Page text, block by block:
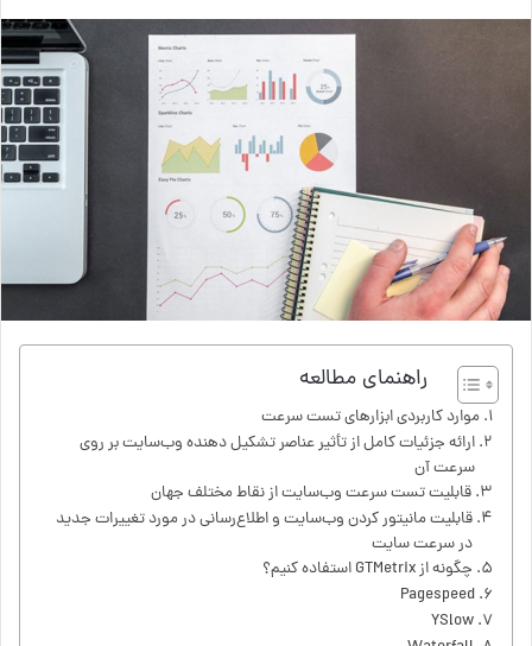
راهنمای مطالعه
موارد کاربردی ابزارهای تست سرعت
ارائه جزئیات کامل از تأثیر عناصر تشکیل دهنده وب‌سایت بر روی
سرعت آن
قابلیت تست سرعت وب‌سایت از نقاط مختلف جهان
قابلیت مانیتور کردن وب‌سایت و اطلاع‌رسانی در مورد تغییرات جدید
در سرعت سایت
چگونه از GTMetrix استفاده کنیم؟
Pagespeed
YSlow